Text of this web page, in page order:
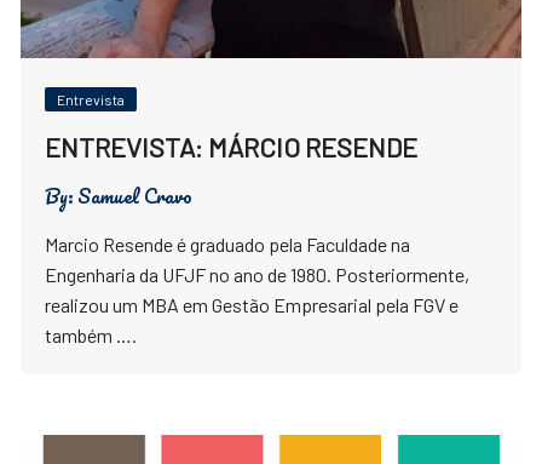
Entrevista
ENTREVISTA: MÁRCIO RESENDE
By:Samuel Cravo
Marcio Resende é graduado pela Faculdade na
Engenharia da UFJF no ano de 1980. Posteriormente,
realizou um MBA em Gestão Empresarial pela FGV e
também ….